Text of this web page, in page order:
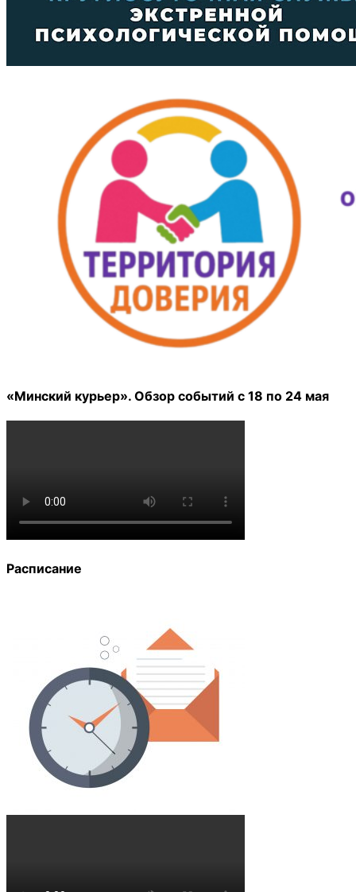
«Минский курьер». Обзор событий с 18 по 24 мая
Расписание